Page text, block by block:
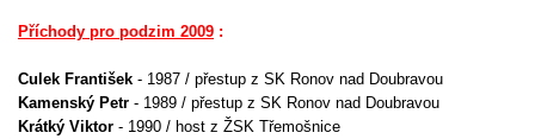
Příchody pro podzim 2009 :
Culek František - 1987 / přestup z SK Ronov nad Doubravou
Kamenský Petr - 1989 / přestup z SK Ronov nad Doubravou
Krátký Viktor - 1990 / host z ŽSK Třemošnice